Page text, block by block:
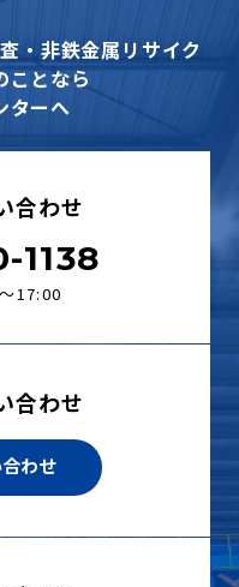
・非鉄金属リサイク
ことなら
ターへ
合わせ
1138
17:00
合わせ
わせ